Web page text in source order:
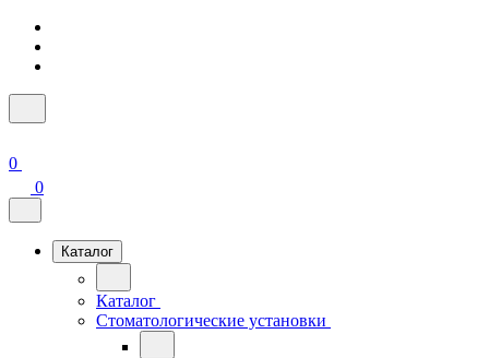
0
0
Каталог
Каталог
Стоматологические установки